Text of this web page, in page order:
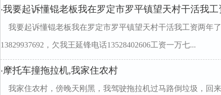
·我要起诉懂锟老板我在罗定市罗平镇望天村干活我
我要起诉懂锟老板我在罗定市罗平镇望天村干活我工资两年
13829937692，欠我王延锋电话13528402606工资一万七...
·摩托车撞拖拉机,我家住农村
我家住农村，傍晚天刚黑，我驾驶拖拉机过马路倒垃圾，回